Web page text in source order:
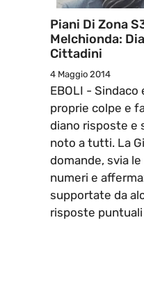
Piani Di Zona
Melchionda:
Cittadini
4 Maggio 2014
EBOLI - Sindaco
proprie colpe e
diano risposte e
noto a tutti. La
domande, svia
numeri e
supportate da
risposte